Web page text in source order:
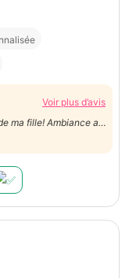
Voir plus d’avis
ma fille! Ambiance au